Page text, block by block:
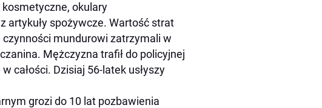
kosmetyczne, okulary
artykuły spożywcze. Wartość strat
mundurowi zatrzymali w
Mężczyzna trafił do policyjnej
całości. Dzisiaj 56-latek usłyszy
grozi do 10 lat pozbawienia